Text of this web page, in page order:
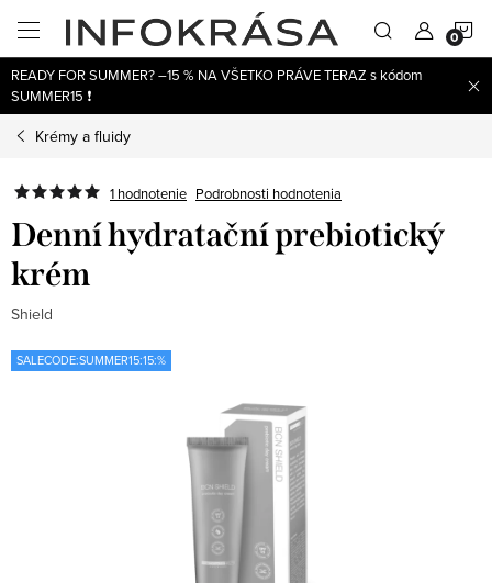
obsah
READY FOR SUMMER? –15 % NA VŠETKO PRÁVE TERAZ s kódom
SUMMER15 ❗
Krémy a fluidy
1 hodnotenie Podrobnosti hodnotenia
Denní hydratační prebiotický
krém
Shield
SALECODE:SUMMER15:15:%